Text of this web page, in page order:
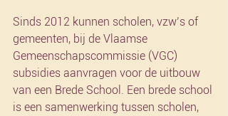
Sinds 2012 kunnen scholen, vzw’s of
gemeenten, bij de Vlaamse
Gemeenschapscommissie (VGC)
subsidies aanvragen voor de uitbouw
van een Brede School. Een brede school
is een samenwerking tussen scholen,